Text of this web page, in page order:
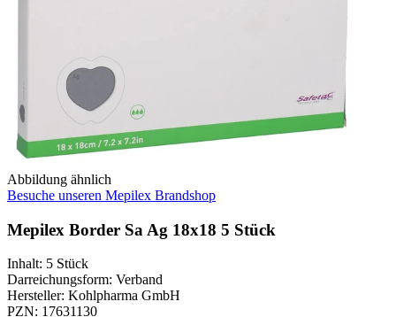
Abbildung ähnlich
Besuche unseren Mepilex Brandshop
Mepilex Border Sa Ag 18x18 5 Stück
Inhalt: 5 Stück
Darreichungsform: Verband
Hersteller: Kohlpharma GmbH
PZN: 17631130